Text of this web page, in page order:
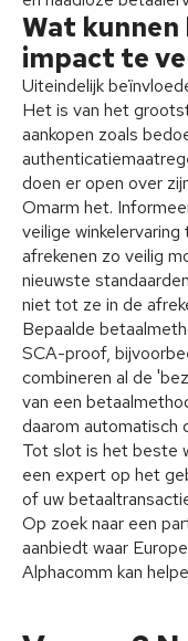
Wat kunnen
impact te
Uiteindelijk
Het is van het
aankopen zoals
doen er open over
Omarm het.
veilige
afrekenen zo veilig
nieuwste
niet tot ze in de
Bepaalde
SCA-proof,
combineren al de
van een
daarom automatisch
Tot slot is het beste
een expert op het
of uw
Op zoek naar een
aanbiedt waar
Alphacomm kan